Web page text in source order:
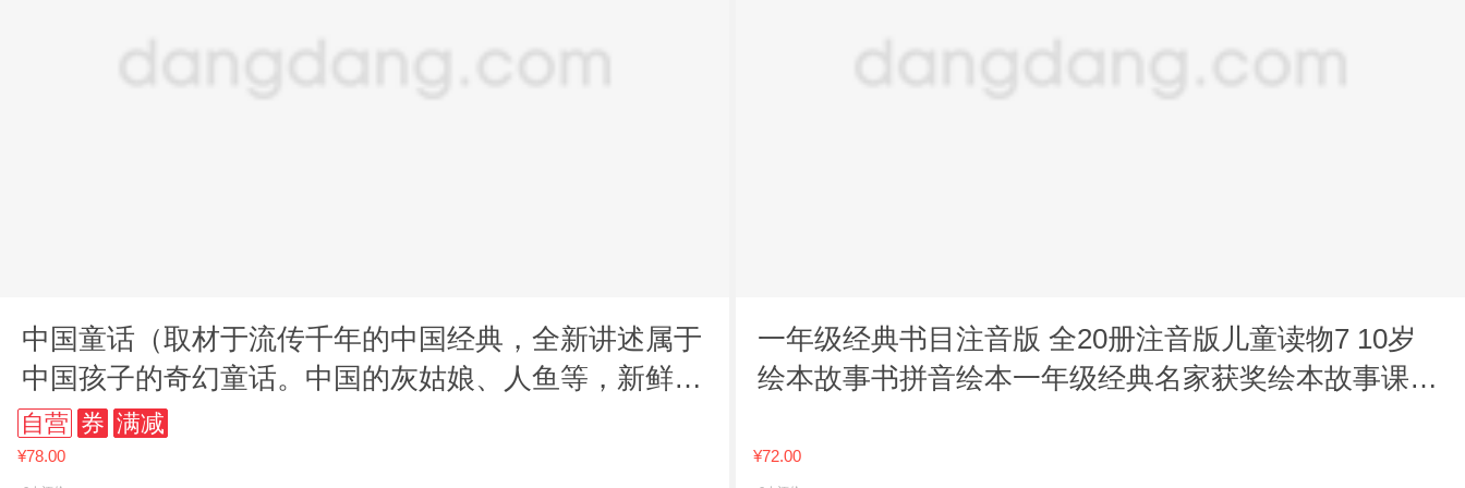
中国童话（取材于流传千年的中国经典，全新讲述属于
中国孩子的奇幻童话。中国的灰姑娘、人鱼等，新鲜、
经典、好读的中国童话在这
自营 券 满减
¥78.00
一年级经典书目注音版 全20册注音版儿童读物7 10岁
绘本故事书拼音绘本一年级经典名家获奖绘本故事课外
¥72.00